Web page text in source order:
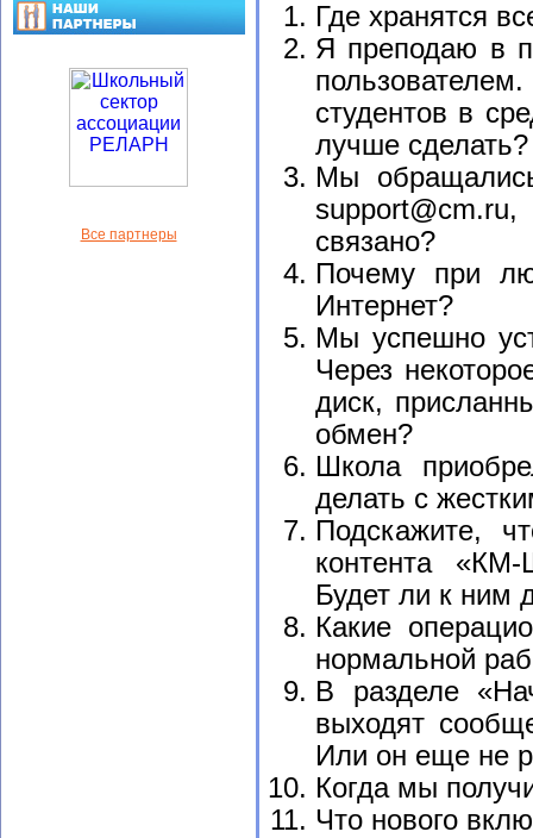
Все партнеры
Где хранятся
Я преподаю в
студентов в
лучше сделать?
Мы
связано?
Почему при
Интернет?
Мы успешно
Через
диск,
обмен?
Школа
делать с
Подскажите,
контента
Будет ли к ним
Какие
нормальной
В разделе
выходят
Или он еще не
Когда мы
Что нового